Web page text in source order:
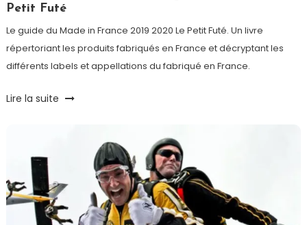
Petit Futé
Le guide du Made in France 2019 2020 Le Petit Futé. Un livre
répertoriant les produits fabriqués en France et décryptant les
différents labels et appellations du fabriqué en France.
Tagged
Guide,
Guide
du
Made
Lire la suite